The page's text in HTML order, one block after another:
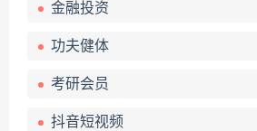
金融投资
功夫健体
考研会员
抖音短视频